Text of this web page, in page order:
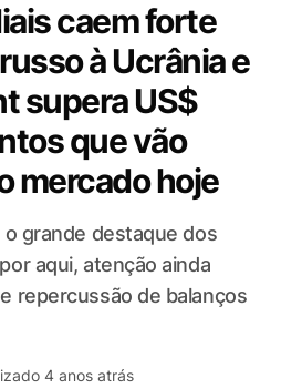
caem forte
à Ucrânia e
supera US$
que vão
mercado hoje
grande destaque dos
aqui, atenção ainda
repercussão de balanços
4 anos atrás